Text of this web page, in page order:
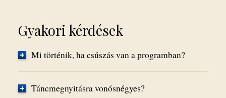
Gyakori kérdések
Mi történik, ha csúszás van a programban?
Táncmegnyitásra vonósnégyes?